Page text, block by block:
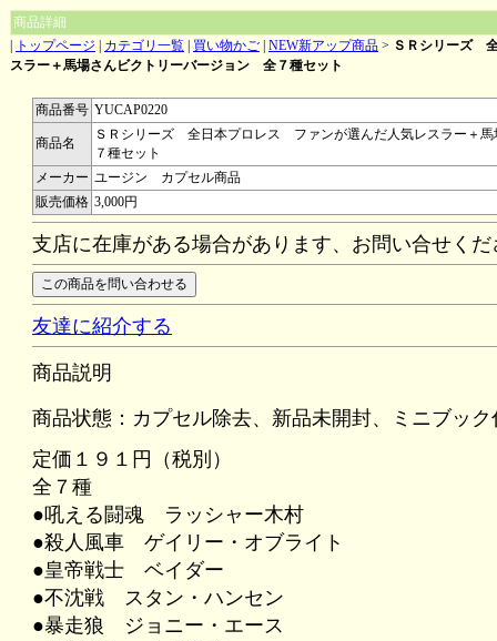
商品詳細
トップページ カテゴリ一覧 買い物かご NEW新アップ商品 > ＳＲシリーズ
スラー＋馬場さんビクトリーバージョン 全７種セット
商品番号 YUCAP0220
商品名
ＳＲシリーズ 全日本プロレス ファンが選んだ人気レスラー＋
７種セット
メーカー ユージン カプセル商品
販売価格 3,000円
支店に在庫がある場合があります、お問い合せくだ
友達に紹介する
商品説明
商品状態：カプセル除去、新品未開封、ミニブック
定価１９１円（税別）
全７種
●吼える闘魂 ラッシャー木村
●殺人風車 ゲイリー・オブライト
●皇帝戦士 ベイダー
●不沈戦 スタン・ハンセン
●暴走狼 ジョニー・エース